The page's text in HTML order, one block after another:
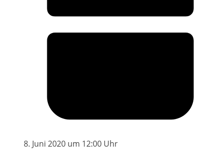
8. Juni 2020 um 12:00 Uhr